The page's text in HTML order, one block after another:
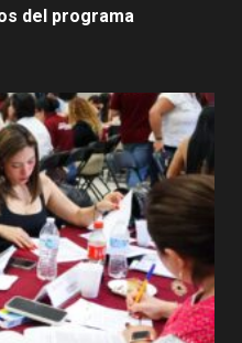
del programa